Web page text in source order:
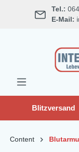
springen Tel.:
E-Mail:
Blitzversand
Content